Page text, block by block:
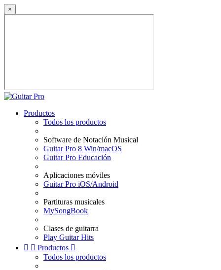
×
Productos
Todos los productos
Software de Notación Musical
Guitar Pro 8 Win/macOS
Guitar Pro Educación
Aplicaciones móviles
Guitar Pro iOS/Android
Partituras musicales
MySongBook
Clases de guitarra
Play Guitar Hits
  Productos 
Todos los productos